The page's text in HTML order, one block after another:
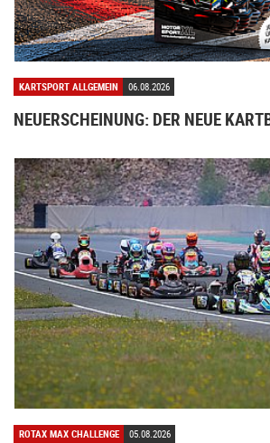
KARTSPORT ALLGEMEIN 06.08.2026
NEUERSCHEINUNG: DER NEUE
ROTAX MAX CHALLENGE 05.08.2026